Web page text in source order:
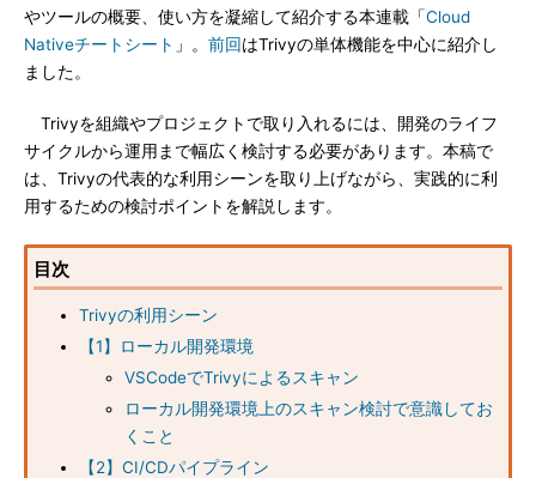
やツールの概要、使い方を凝縮して紹介する本連載「Cloud
Nativeチートシート 」。 前回はTrivyの単体機能を中心に紹介し
ました。
Trivyを組織やプロジェクトで取り入れるには、開発のライフ
サイクルから運用まで幅広く検討する必要があります。本稿で
は、Trivyの代表的な利用シーンを取り上げながら、実践的に利
用するための検討ポイントを解説します。
目次
Trivyの利用シーン
【1】ローカル開発環境
VSCodeでTrivyによるスキャン
ローカル開発環境上のスキャン検討で意識してお
くこと
【2】CI/CDパイプライン